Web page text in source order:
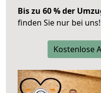
Bis zu 60 % der
finden Sie nur bei uns!
Kostenlose